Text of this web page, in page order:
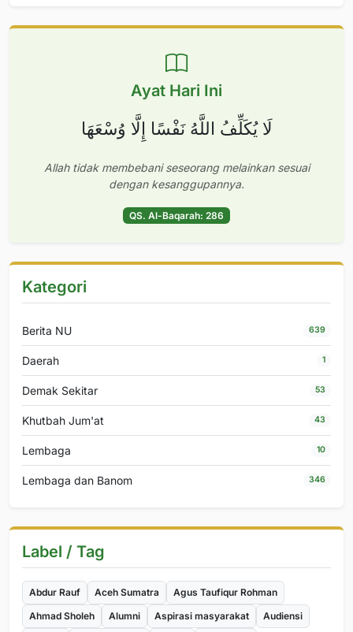
Ayat Hari Ini
لَا يُكَلِّفُ اللَّهُ نَفْسًا إِلَّا وُسْعَهَا
Allah tidak membebani seseorang melainkan sesuai
dengan kesanggupannya.
QS. Al-Baqarah: 286
Kategori
Berita NU 639
Daerah 1
Demak Sekitar 53
Khutbah Jum'at 43
Lembaga 10
Lembaga dan Banom 346
Label / Tag
Abdur Rauf Aceh Sumatra
Agus Taufiqur Rohman
Ahmad Sholeh
Alumni Aspirasi masyarakat
Audiensi